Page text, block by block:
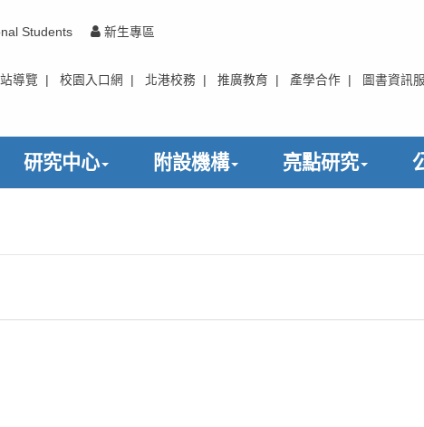
Students 新生專區
導覽 校園入口網 北港校務 推廣教育 產學合作 圖書資訊
研究中心 附設機構 亮點研究